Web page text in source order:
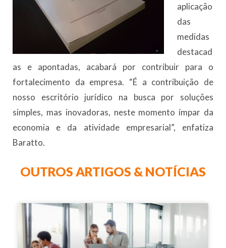
aplicação
das
medidas
destacad
as e apontadas, acabará por contribuir para o
fortalecimento da empresa. “É a contribuição de
nosso escritório jurídico na busca por soluções
simples, mas inovadoras, neste momento ímpar da
economia e da atividade empresarial”, enfatiza
Baratto.
OUTROS ARTIGOS & NOTÍCIAS